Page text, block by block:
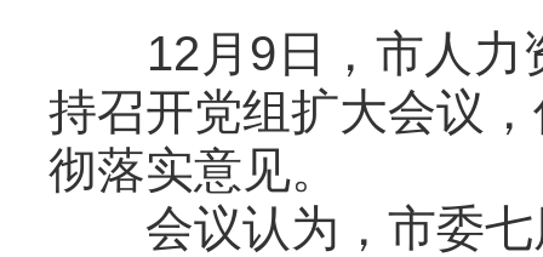
12月9日，市人力
持召开党组扩大会议
彻落实意见。
会议认为，市委七